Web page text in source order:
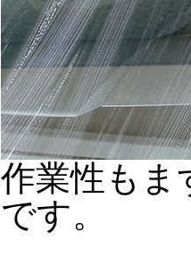
作業性もま
です。